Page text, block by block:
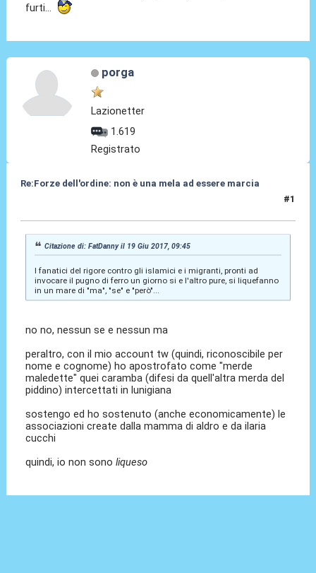
furti...
porga
Lazionetter
1.619
Registrato
Re:Forze dell'ordine: non è una mela ad essere marcia
#1
Citazione di: FatDanny il 19 Giu 2017, 09:45
I fanatici del rigore contro gli islamici e i migranti, pronti ad
invocare il pugno di ferro un giorno si e l'altro pure, si liquefanno
in un mare di "ma", "se" e "però"...
no no, nessun se e nessun ma
peraltro, con il mio account tw (quindi, riconoscibile per
nome e cognome) ho apostrofato come "merde
maledette" quei caramba (difesi da quell'altra merda del
piddino) intercettati in lunigiana
sostengo ed ho sostenuto (anche economicamente) le
associazioni create dalla mamma di aldro e da ilaria
cucchi
quindi, io non sonoliqueso